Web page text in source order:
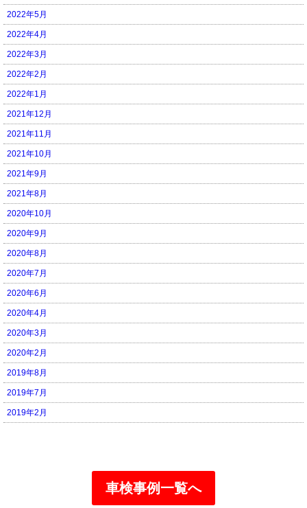
2022年5月
2022年4月
2022年3月
2022年2月
2022年1月
2021年12月
2021年11月
2021年10月
2021年9月
2021年8月
2020年10月
2020年9月
2020年8月
2020年7月
2020年6月
2020年4月
2020年3月
2020年2月
2019年8月
2019年7月
2019年2月
車検事例一覧へ